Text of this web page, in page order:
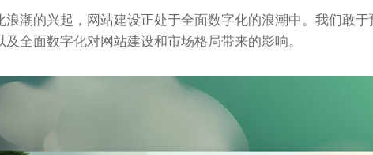
浪潮的兴起，网站建设正处于全面数字化的浪潮中。我们敢
全面数字化对网站建设和市场格局带来的影响。